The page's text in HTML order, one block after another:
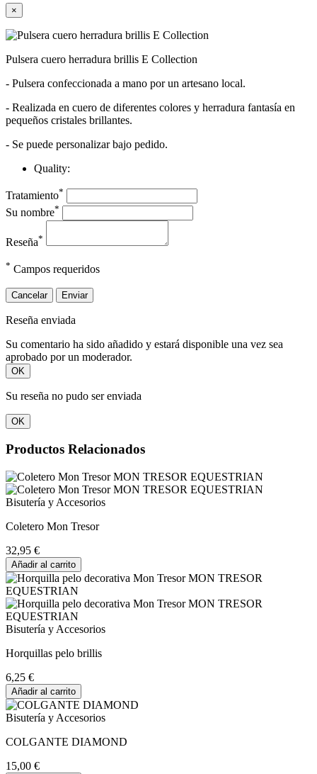
×
Pulsera cuero herradura brillis E Collection
- Pulsera confeccionada a mano por un artesano local.
- Realizada en cuero de diferentes colores y herradura fantasía en
pequeños cristales brillantes.
- Se puede personalizar bajo pedido.
Quality:
Tratamiento*
Su nombre*
Reseña*
* Campos requeridos
Cancelar Enviar
Reseña enviada
Su comentario ha sido añadido y estará disponible una vez sea
aprobado por un moderador.
OK
Su reseña no pudo ser enviada
OK
Productos Relacionados
Bisutería y Accesorios
Coletero Mon Tresor
32,95 €
Añadir al carrito
Bisutería y Accesorios
Horquillas pelo brillis
6,25 €
Añadir al carrito
Bisutería y Accesorios
COLGANTE DIAMOND
15,00 €